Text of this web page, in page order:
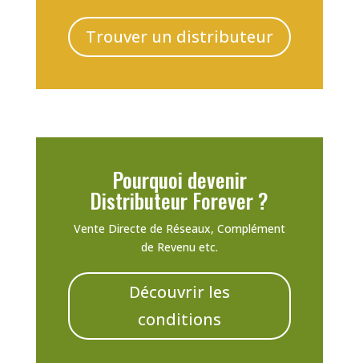
Trouver un distributeur
Pourquoi devenir
Distributeur Forever ?
Vente Directe de Réseaux, Complément
de Revenu etc.
Découvrir les
conditions